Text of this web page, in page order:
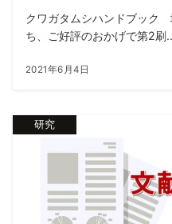
クワガタムシハンドブック
ち、ご好評のおかげで第2刷
2021年6月4日
研究